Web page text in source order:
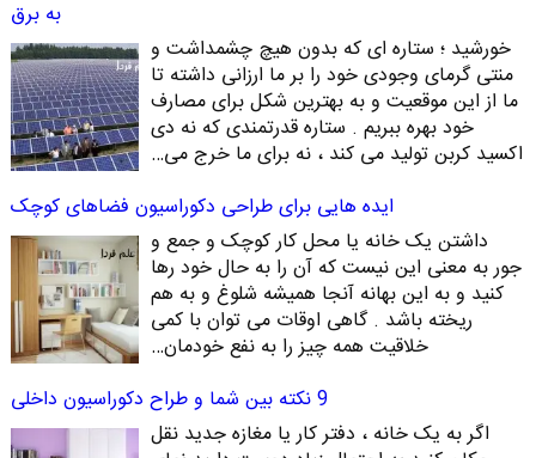
به برق
خورشید ؛ ستاره ای که بدون هیچ چشمداشت و
منتی گرمای وجودی خود را بر ما ارزانی داشته تا
ما از این موقعیت و به بهترین شکل برای مصارف
خود بهره ببریم . ستاره قدرتمندی که نه دی
اکسید کربن تولید می کند ، نه برای ما خرج می…
ایده هایی برای طراحی دکوراسیون فضاهای کوچک
داشتن یک خانه یا محل کار کوچک و جمع و
جور به معنی این نیست که آن را به حال خود رها
کنید و به این بهانه آنجا همیشه شلوغ و به هم
ریخته باشد . گاهی اوقات می توان با کمی
خلاقیت همه چیز را به نفع خودمان…
9 نکته بین شما و طراح دکوراسیون داخلی
اگر به یک خانه ، دفتر کار یا مغازه جدید نقل